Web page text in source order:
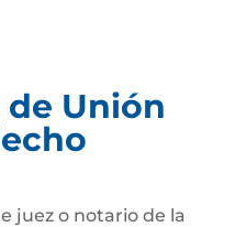
Unión
juez o notario de la